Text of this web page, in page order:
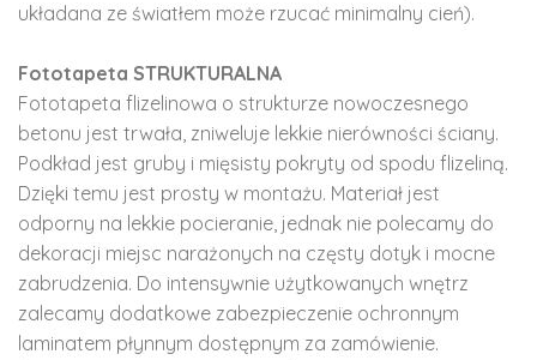
układana ze światłem może rzucać minimalny cień).
Fototapeta STRUKTURALNA
Fototapeta flizelinowa o strukturze nowoczesnego
betonu jest trwała, zniweluje lekkie nierówności ściany.
Podkład jest gruby i mięsisty pokryty od spodu flizeliną.
Dzięki temu jest prosty w montażu. Materiał jest
odporny na lekkie pocieranie, jednak nie polecamy do
dekoracji miejsc narażonych na częsty dotyk i mocne
zabrudzenia. Do intensywnie użytkowanych wnętrz
zalecamy dodatkowe zabezpieczenie ochronnym
laminatem płynnym dostępnym za zamówienie.